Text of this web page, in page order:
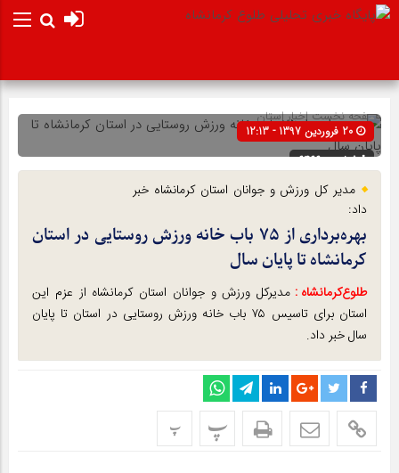
صفحه نخستاخبار استان
شناسه : 6466
مدیر کل ورزش و جوانان استان کرمانشاه خبر
داد:
بهره‌برداری از ۷۵ باب خانه ورزش روستایی در استان
کرمانشاه تا پایان سال
طلوع‌‌کرمانشاه : مدیرکل ورزش و جوانان استان کرمانشاه از عزم این
استان برای تاسیس ۷۵ باب خانه ورزش روستایی در استان تا پایان
سال خبر داد.
پ پ